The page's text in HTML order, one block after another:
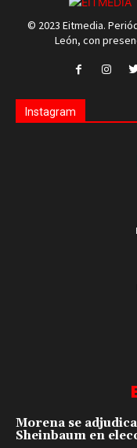
© 2023 Eitmedia.
León, con
Instagram
Morena se
Sheinbaum en